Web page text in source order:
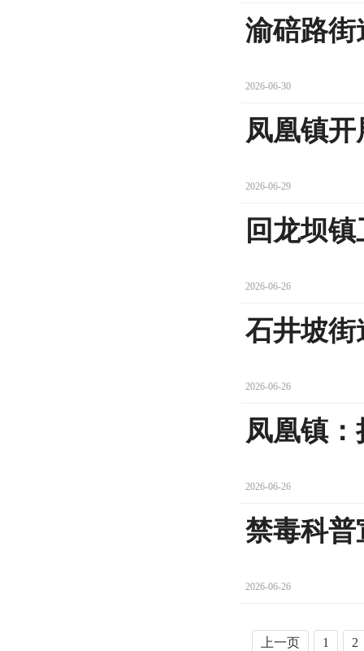
渝碚路街
2026-06-30
凤凰镇
2026-06-29
回龙坝
2026-06-26
石井坡街
2026-06-26
凤凰镇
2026-06-26
禁毒科普
2026-06-26
上一页 1 2